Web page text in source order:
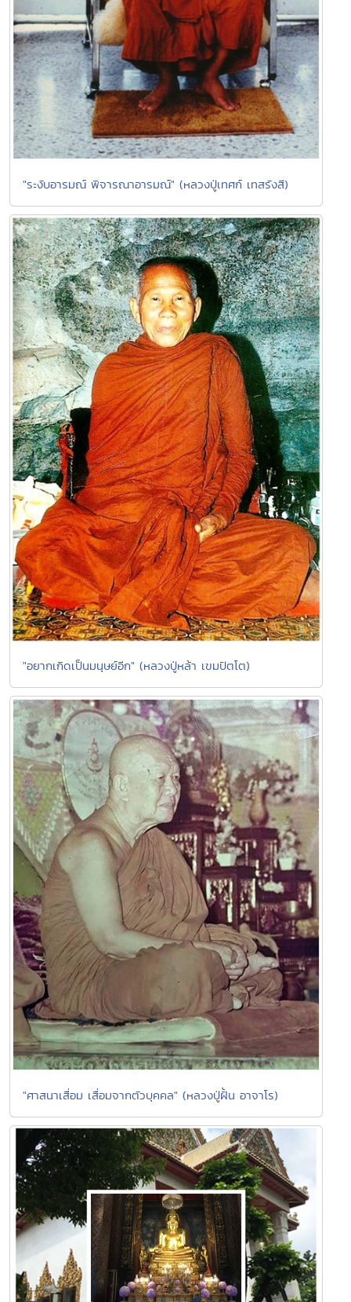
"ระงับอารมณ์ พิจารณาอารมณ์" (หลวงปู่เทศก์ เทสรังสี)
"อยากเกิดเป็นมนุษย์อีก" (หลวงปู่หล้า เขมปัตโต)
"ศาสนาเสื่อม เสื่อมจากตัวบุคคล" (หลวงปู่ฝั้น อาจาโร)